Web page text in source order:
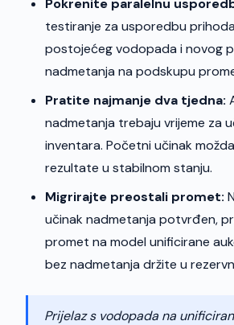
Pokrenite paralelnu
testiranje za usporedbu
postojećeg vodopada i novog
nadmetanja na podskupu
Pratite najmanje dva tjedna:
nadmetanja trebaju vrijeme za
inventara. Početni učinak
rezultate u stabilnom stanju.
Migrirajte preostali promet:
učinak nadmetanja potvrđen,
promet na model unificirane
bez nadmetanja držite u
Prijelaz s vodopada na